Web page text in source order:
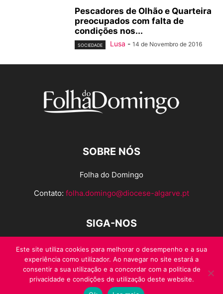
Pescadores de Olhão e Quarteira
preocupados com falta de
condições nos...
SOCIEDADE Lusa - 14 de Novembro de 2016
SOBRE NÓS
Folha do Domingo
Contato: folha.domingo@diocese-algarve.pt
SIGA-NOS
Este site utiliza cookies para melhorar o desempenho e a sua
experiência como utilizador. Ao navegar no site estará a
consentir a sua utilização e a concordar com a politica de
privacidade e condições de utilização deste website.